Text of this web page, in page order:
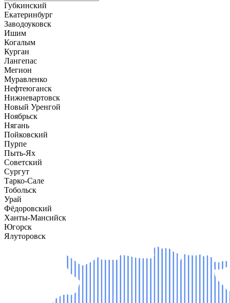
Губкинский
Екатеринбург
Заводоуковск
Ишим
Когалым
Курган
Лангепас
Мегион
Муравленко
Нефтеюганск
Нижневартовск
Новый Уренгой
Ноябрьск
Нягань
Пойковский
Пурпе
Пыть-Ях
Советский
Сургут
Тарко-Сале
Тобольск
Урай
Фёдоровский
Ханты-Мансийск
Югорск
Ялуторовск